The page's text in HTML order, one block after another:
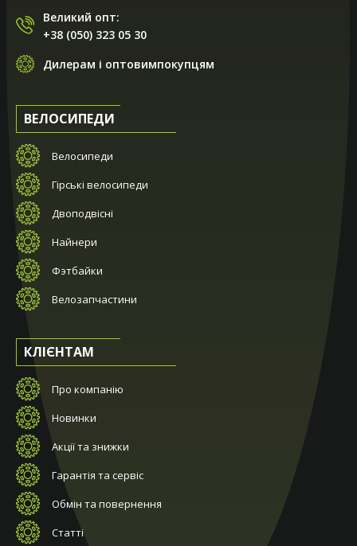
Великий опт:
+38 (050) 323 05 30
Дилерам і оптовимпокупцям
ВЕЛОСИПЕДИ
Велосипеди
Гірські велосипеди
Двоподвісні
Найнери
Фэтбайки
Велозапчастини
КЛІЄНТАМ
Про компанію
Новинки
Акції та знижки
Гарантія та сервіс
Обмін та повернення
Статті